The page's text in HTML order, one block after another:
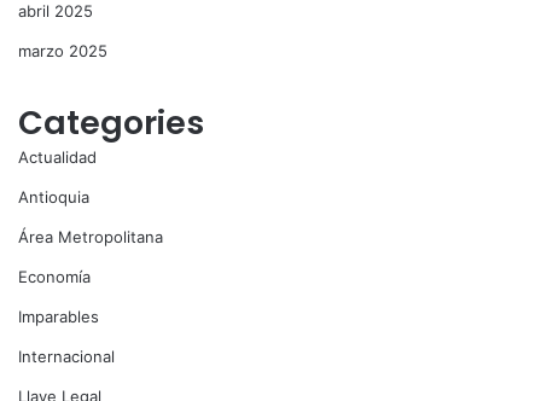
abril 2025
marzo 2025
Categories
Actualidad
Antioquia
Área Metropolitana
Economía
Imparables
Internacional
Llave Legal